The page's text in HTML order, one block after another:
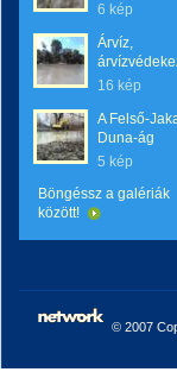
6 kép
Árvíz,
16 kép
A Felső-
Duna-ág
5 kép
Böngéssz a galériák
között!
© 2007